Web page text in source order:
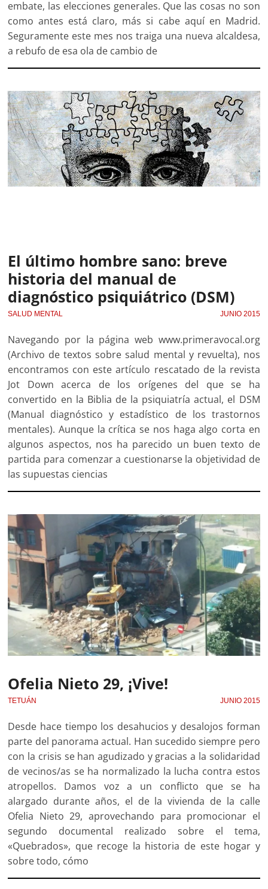
embate, las elecciones generales. Que las cosas no son
como antes está claro, más si cabe aquí en Madrid.
Seguramente este mes nos traiga una nueva alcaldesa,
a rebufo de esa ola de cambio de
El último hombre sano: breve
historia del manual de
diagnóstico psiquiátrico (DSM)
SALUD MENTAL JUNIO 2015
Navegando por la página web www.primeravocal.org
(Archivo de textos sobre salud mental y revuelta), nos
encontramos con este artículo rescatado de la revista
Jot Down acerca de los orígenes del que se ha
convertido en la Biblia de la psiquiatría actual, el DSM
(Manual diagnóstico y estadístico de los trastornos
mentales). Aunque la crítica se nos haga algo corta en
algunos aspectos, nos ha parecido un buen texto de
partida para comenzar a cuestionarse la objetividad de
las supuestas ciencias
Ofelia Nieto 29, ¡Vive!
TETUÁN JUNIO 2015
Desde hace tiempo los desahucios y desalojos forman
parte del panorama actual. Han sucedido siempre pero
con la crisis se han agudizado y gracias a la solidaridad
de vecinos/as se ha normalizado la lucha contra estos
atropellos. Damos voz a un conflicto que se ha
alargado durante años, el de la vivienda de la calle
Ofelia Nieto 29, aprovechando para promocionar el
segundo documental realizado sobre el tema,
«Quebrados», que recoge la historia de este hogar y
sobre todo, cómo